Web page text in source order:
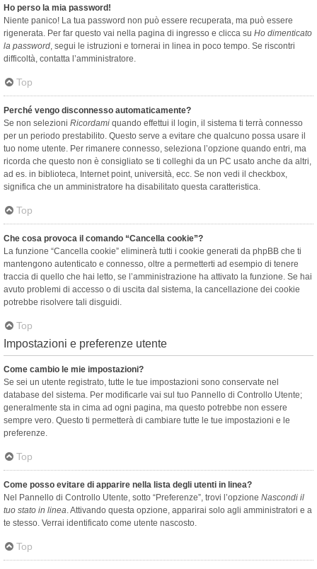
Ho perso la mia password!
Niente panico! La tua password non può essere recuperata, ma può essere
rigenerata. Per far questo vai nella pagina di ingresso e clicca su Ho dimenticato
la password, segui le istruzioni e tornerai in linea in poco tempo. Se riscontri
difficoltà, contatta l’amministratore.
Top
Perché vengo disconnesso automaticamente?
Se non selezioni Ricordami quando effettui il login, il sistema ti terrà connesso
per un periodo prestabilito. Questo serve a evitare che qualcuno possa usare il
tuo nome utente. Per rimanere connesso, seleziona l’opzione quando entri, ma
ricorda che questo non è consigliato se ti colleghi da un PC usato anche da altri,
ad es. in biblioteca, Internet point, università, ecc. Se non vedi il checkbox,
significa che un amministratore ha disabilitato questa caratteristica.
Top
Che cosa provoca il comando “Cancella cookie”?
La funzione “Cancella cookie” eliminerà tutti i cookie generati da phpBB che ti
mantengono autenticato e connesso, oltre a permetterti ad esempio di tenere
traccia di quello che hai letto, se l’amministrazione ha attivato la funzione. Se hai
avuto problemi di accesso o di uscita dal sistema, la cancellazione dei cookie
potrebbe risolvere tali disguidi.
Top
Impostazioni e preferenze utente
Come cambio le mie impostazioni?
Se sei un utente registrato, tutte le tue impostazioni sono conservate nel
database del sistema. Per modificarle vai sul tuo Pannello di Controllo Utente;
generalmente sta in cima ad ogni pagina, ma questo potrebbe non essere
sempre vero. Questo ti permetterà di cambiare tutte le tue impostazioni e le
preferenze.
Top
Come posso evitare di apparire nella lista degli utenti in linea?
Nel Pannello di Controllo Utente, sotto “Preferenze”, trovi l’opzione Nascondi il
tuo stato in linea. Attivando questa opzione, apparirai solo agli amministratori e a
te stesso. Verrai identificato come utente nascosto.
Top